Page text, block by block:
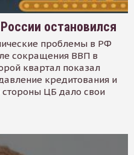
остановился
проблемы в РФ
сокращения ВВП в
квартал показал
кредитования и
стороны ЦБ дало свои